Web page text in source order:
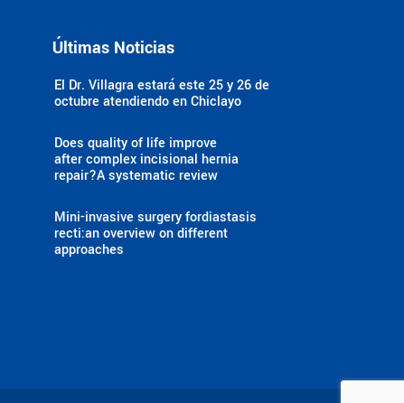
Últimas Noticias
El Dr. Villagra estará este 25 y 26 de
octubre atendiendo en Chiclayo
Does quality of life improve
after complex incisional hernia
repair?A systematic review
Mini-invasive surgery fordiastasis
recti:an overview on different
approaches